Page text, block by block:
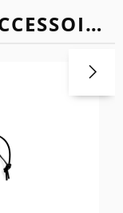
KÜCHEN- & TISCH-ACCESSOIRES